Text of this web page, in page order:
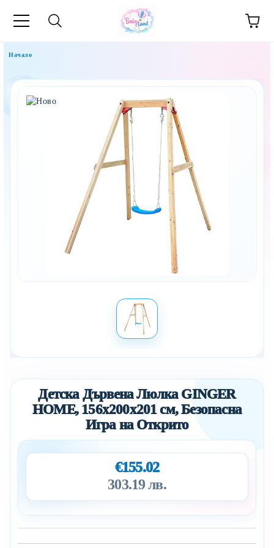
Начало
Детска Дървена Люлка GINGER
HOME, 156x200x201 см, Безопасна
Игра на Открито
€155.02
303.19 лв.